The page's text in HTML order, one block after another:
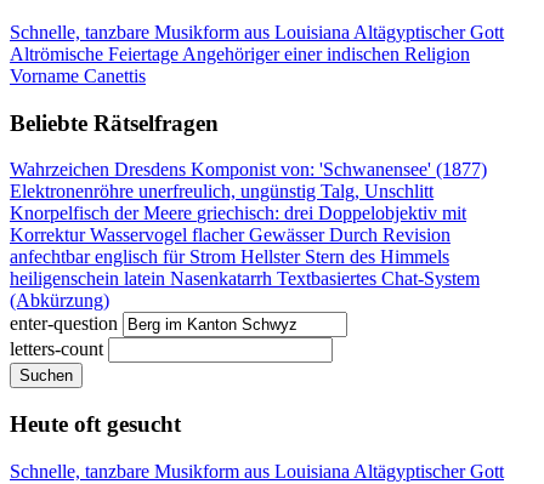
Schnelle, tanzbare Musikform aus Louisiana Altägyptischer Gott
Altrömische Feiertage Angehöriger einer indischen Religion
Vorname Canettis
Beliebte Rätselfragen
Wahrzeichen Dresdens Komponist von: 'Schwanensee' (1877)
Elektronenröhre unerfreulich, ungünstig Talg, Unschlitt
Knorpelfisch der Meere griechisch: drei Doppelobjektiv mit
KorrekturWasservogel flacher GewässerDurch Revision
anfechtbarenglisch für Strom Hellster Stern des Himmels
heiligenschein latein Nasenkatarrh Textbasiertes Chat-System
(Abkürzung)
enter-question
letters-count
Suchen
Heute oft gesucht
Schnelle, tanzbare Musikform aus Louisiana Altägyptischer Gott